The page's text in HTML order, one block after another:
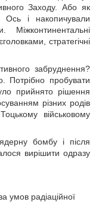
Заходу. Або як
Ось і накопичували
стратегічні
забруднення?
Потрібно пробувати
прийнято рішення
різних родів
військовому
бомбу і після
вирішити одразу
умов радіаційної